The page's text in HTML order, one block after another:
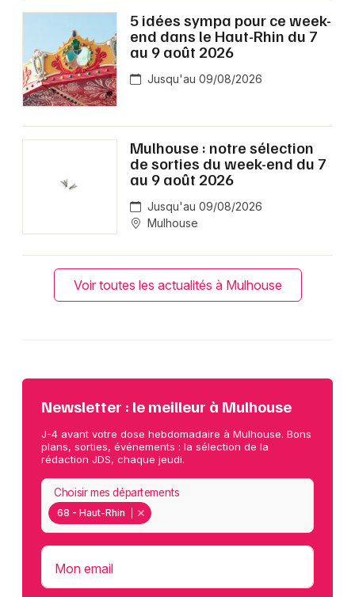
5 idées sympa pour ce week-
end dans le Haut-Rhin du 7
au 9 août 2026
Jusqu'au 09/08/2026
Mulhouse : notre sélection
de sorties du week-end du 7
au 9 août 2026
Jusqu'au 09/08/2026
Mulhouse
Voir toutes les actualités à Mulhouse
Newsletter : le meilleur à Mulhouse
J-4 avant votre dose hebdomadaire à Mulhouse. Bons
plans, sorties, événements : la sélection de la
rédaction JDS, chaque jeudi.
68 - Haut-Rhin
Choisir mes départements
Mon email